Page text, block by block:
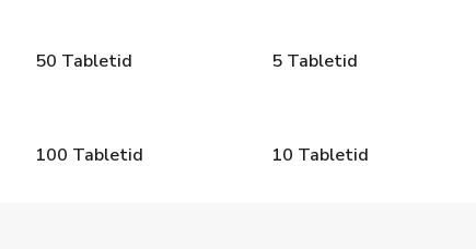
50 Tabletid 5 Tabletid
100 Tabletid 10 Tabletid